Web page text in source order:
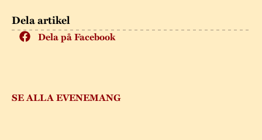
Dela artikel
Dela på Facebook
SE ALLA EVENEMANG